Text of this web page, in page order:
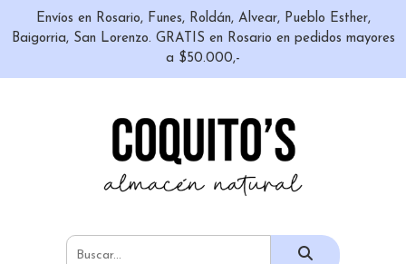
Envíos en Rosario, Funes, Roldán, Alvear, Pueblo Esther,
Baigorria, San Lorenzo. GRATIS en Rosario en pedidos mayores
a $50.000,-